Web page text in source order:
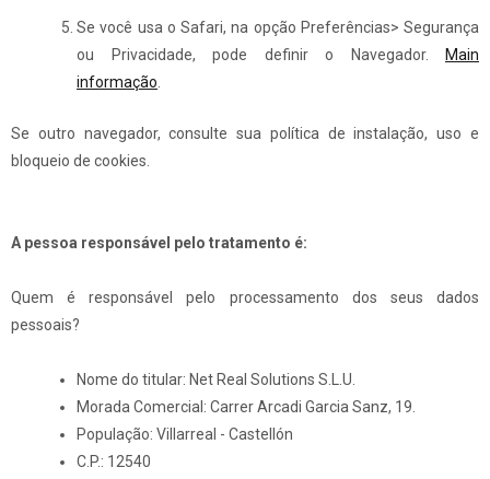
Se você usa o Safari, na opção Preferências> Segurança
ou Privacidade, pode definir o Navegador.
Main
informação
Se outro navegador, consulte sua política de instalação, uso e
bloqueio de cookies.
A pessoa responsável pelo tratamento é:
Quem é responsável pelo processamento dos seus dados
pessoais?
Nome do titular: Net Real Solutions S.L.U.
Morada Comercial: Carrer Arcadi Garcia Sanz, 19.
População: Villarreal - Castellón
C.P.: 12540